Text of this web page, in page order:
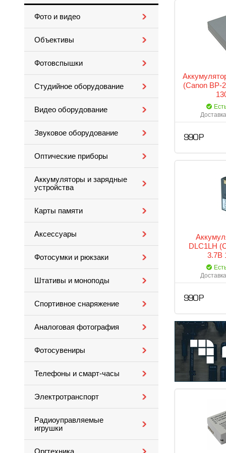
Фото и видео
Объективы
Фотовспышки
Студийное оборудование
Видео оборудование
Звуковое оборудование
Оптические приборы
Аккумуляторы и зарядные
устройства
Карты памяти
Аксессуары
Фотосумки и рюкзаки
Штативы и моноподы
Спортивное снаряжение
Аналоговая фотография
Фотосувениры
Телефоны и смарт-часы
Электротранспорт
Радиоуправляемые
игрушки
(Canon BP-
990 Р
DLC1LH
3.7B
990 Р